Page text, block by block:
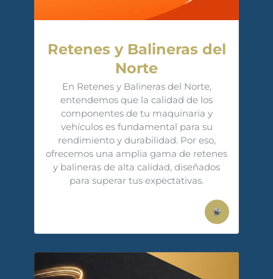
Retenes y Balineras del
Norte
En Retenes y Balineras del Norte,
entendemos que la calidad de los
componentes de tu maquinaria y
vehículos es fundamental para su
rendimiento y durabilidad. Por eso,
ofrecemos una amplia gama de retenes
y balineras de alta calidad, diseñados
para superar tus expectativas.